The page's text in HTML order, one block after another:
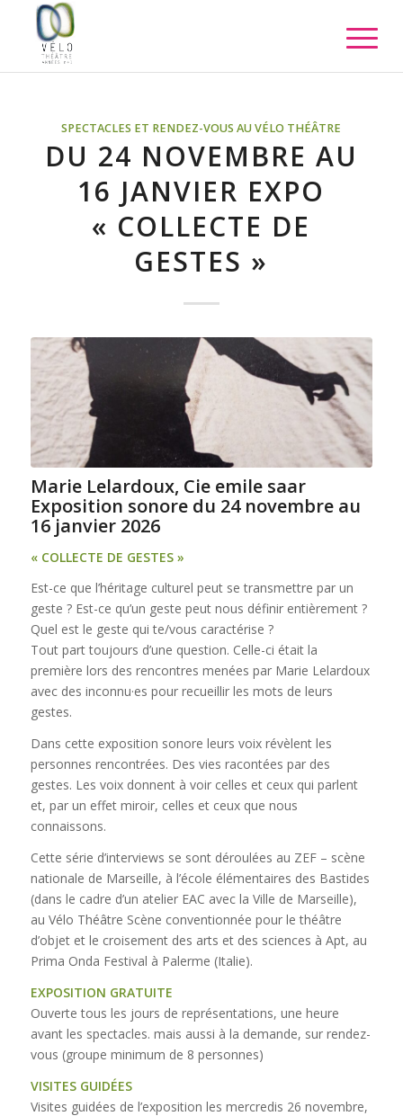
SPECTACLES ET RENDEZ-VOUS AU VÉLO THÉÂTRE
DU 24 NOVEMBRE AU
16 JANVIER EXPO
« COLLECTE DE
GESTES »
Marie Lelardoux, Cie emile saar
Exposition sonore du 24 novembre au
16 janvier 2026
« COLLECTE DE GESTES »
Est-ce que l’héritage culturel peut se transmettre par un
geste ? Est-ce qu’un geste peut nous définir entièrement ?
Quel est le geste qui te/vous caractérise ?
Tout part toujours d’une question. Celle-ci était la
première lors des rencontres menées par Marie Lelardoux
avec des inconnu·es pour recueillir les mots de leurs
gestes.
Dans cette exposition sonore leurs voix révèlent les
personnes rencontrées. Des vies racontées par des
gestes. Les voix donnent à voir celles et ceux qui parlent
et, par un effet miroir, celles et ceux que nous
connaissons.
Cette série d’interviews se sont déroulées au ZEF – scène
nationale de Marseille, à l’école élémentaires des Bastides
(dans le cadre d’un atelier EAC avec la Ville de Marseille),
au Vélo Théâtre Scène conventionnée pour le théâtre
d’objet et le croisement des arts et des sciences à Apt, au
Prima Onda Festival à Palerme (Italie).
EXPOSITION GRATUITE
Ouverte tous les jours de représentations, une heure
avant les spectacles. mais aussi à la demande, sur rendez-
vous (groupe minimum de 8 personnes)
VISITES GUIDÉES
Visites guidées de l’exposition les mercredis 26 novembre,